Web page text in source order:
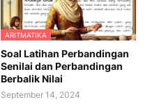
ARITMATIKA
Soal Latihan Perbandingan
Senilai dan Perbandingan
Berbalik Nilai
September 14, 2024